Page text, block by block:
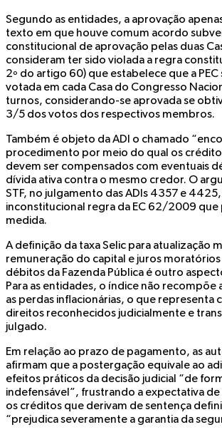
Segundo as entidades, a aprovação
texto em que houve comum acordo
constitucional de aprovação pelas duas
consideram ter sido violada a regra
2º do artigo 60) que estabelece que a PEC
votada em cada Casa do Congresso
turnos, considerando-se aprovada se
3/5 dos votos dos respectivos membros.
Também é objeto da ADI o chamado
procedimento por meio do qual os
devem ser compensados com eventuais
dívida ativa contra o mesmo credor. O
STF, no julgamento das ADIs 4357 e
inconstitucional regra da EC 62/2009 que
medida.
A definição da taxa Selic para atualização
remuneração do capital e juros
débitos da Fazenda Pública é outro
Para as entidades, o índice não
as perdas inflacionárias, o que representa
direitos reconhecidos judicialmente e
julgado.
Em relação ao prazo de pagamento, as
afirmam que a postergação equivale ao
efeitos práticos da decisão judicial “de
indefensável”, frustrando a expectativa
os créditos que derivam de sentença
“prejudica severamente a garantia da